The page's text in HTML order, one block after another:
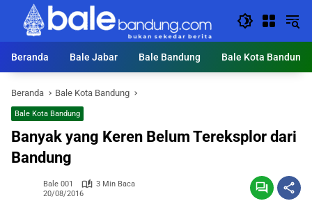
Langsung
konten
Beranda
Bale Jabar Bale Bandung Bale Kota Bandung
Beranda Bale Kota Bandung
Bale Kota Bandung
Banyak yang Keren Belum Tereksplor dari
Bandung
Bale 001
3 Min Baca
20/08/2016